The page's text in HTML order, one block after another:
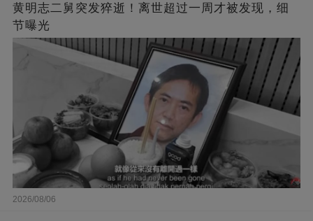
黄明志二舅突发猝逝！离世超过一周才被发现，细
节曝光
2026/08/06